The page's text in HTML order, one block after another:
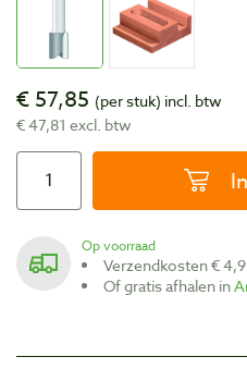
€ 57,85 (per stuk) incl. btw
€ 47,81 excl. btw
Op voorraad
Verzendkosten €
Of gratis afhalen in